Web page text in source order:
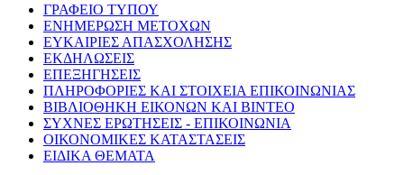
ΓΡΑΦΕΙΟ ΤΥΠΟΥ
ΕΝΗΜΕΡΩΣΗ ΜΕΤΟΧΩΝ
ΕΥΚΑΙΡΙΕΣ ΑΠΑΣΧΟΛΗΣΗΣ
ΕΚΔΗΛΩΣΕΙΣ
ΕΠΕΞΗΓΗΣΕΙΣ
ΠΛΗΡΟΦΟΡΙΕΣ ΚΑΙ ΣΤΟΙΧΕΙΑ ΕΠΙΚΟΙΝΩΝΙΑΣ
ΒΙΒΛΙΟΘΗΚΗ ΕΙΚΟΝΩΝ ΚΑΙ ΒΙΝΤΕΟ
ΣΥΧΝΕΣ ΕΡΩΤΗΣΕΙΣ - ΕΠΙΚΟΙΝΩΝΙΑ
ΟΙΚΟΝΟΜΙΚΕΣ ΚΑΤΑΣΤΑΣΕΙΣ
ΕΙΔΙΚΑ ΘΕΜΑΤΑ